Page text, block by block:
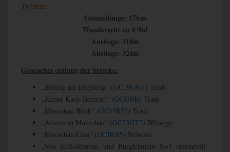
Twittern
Gesamtlänge: 17km
Wanderzeit: ca 4 Std
Anstiege: 318m
Abstiege: 324m
Geocaches entlang der Strecke:
„Steling am Eifelsteig“ ( GC19GNT) Tradi
„Kaiser Karls Bettstatt“ ( GCJ3RR) Tradi
„Monschau Blick“ ( GC15R57) Tradi
„Asterix in Monschau“ ( GC23GT2) Wherigo
„Monschau Cam“ ( GCJRN5) Webcam
„Von Schloßherren und Burgfräulein No1 (reloaded)“